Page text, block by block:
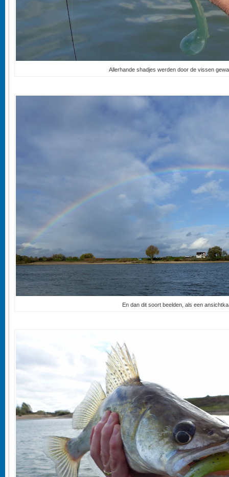
Allerhande shadjes werden door de vissen
En dan dit soort beelden, als een